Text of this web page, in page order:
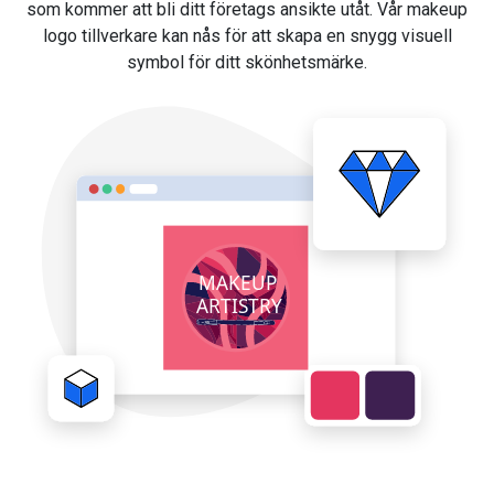
som kommer att bli ditt företags ansikte utåt. Vår makeup
logo tillverkare kan nås för att skapa en snygg visuell
symbol för ditt skönhetsmärke.